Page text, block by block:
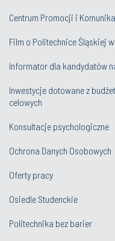
Centrum Promocji i
Film o Politechnice Śląskiej
Informator dla kandydatów
Inwestycje dotowane z
celowych
Konsultacje psychologiczne
Ochrona Danych Osobowych
Oferty pracy
Osiedle Studenckie
Politechnika bez barier